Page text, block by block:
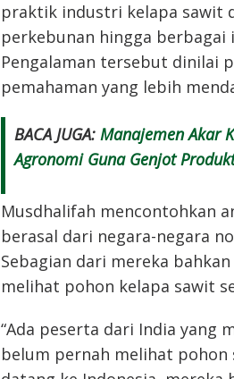
praktik industri kelapa sawit
perkebunan hingga berbagai
Pengalaman tersebut dinilai
pemahaman yang lebih
BACA JUGA: Manajemen Akar
Agronomi Guna Genjot
Musdhalifah mencontohkan
berasal dari negara-negara
Sebagian dari mereka
melihat pohon kelapa sawit
“Ada peserta dari India yang
belum pernah melihat pohon